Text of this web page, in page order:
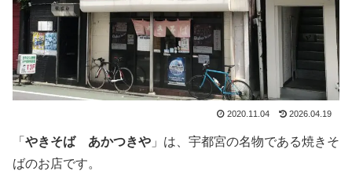
2020.11.04 2026.04.19
「 やきそば あかつきや 」は、宇都宮の名物である焼きそ
ばのお店です。